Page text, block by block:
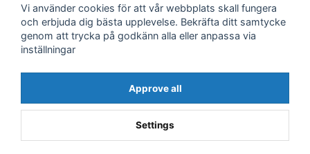
FOLLOW US
Facebook
Instagram
Youtube
Vi använder cookies för att vår webbplats skall fungera
och erbjuda dig bästa upplevelse. Bekräfta ditt samtycke
genom att trycka på godkänn alla eller anpassa via
inställningar
Approve all
Settings